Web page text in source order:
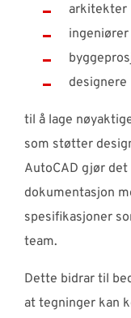
arkitekter
ingeniører
designere
til å lage
som støtter
AutoCAD gjør
dokumentasjon
spesifikasjoner
team.
Dette bidrar til
at tegninger kan